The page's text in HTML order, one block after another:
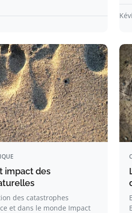
impact des
des catastrophes
et dans le monde Impact